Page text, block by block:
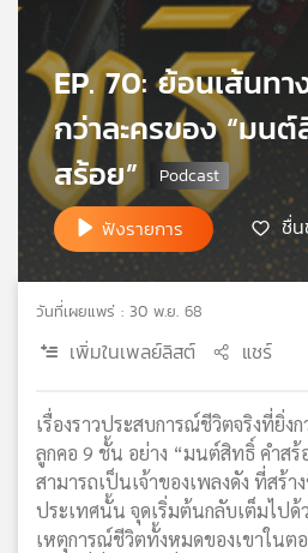
ข่าย
ไทย
เอส
แผนที่
วิทยุ
เครือ
ข่าย
EP. 70: ย้อนเส้นท
กว่าละครของ “มน
สร้อย”
ฟังรายการ ชื่
วันที่เผยแพร่ : 30 พ.ย. 68
เพิ่มในเพลย์ลิสต์ แชร์
เรื่องราวประสบการณ์ชีวิตจริงที่ยิ่ง
ลูกคอ 9 ชั้น อย่าง “มนต์สิทธิ์ คำสร้
สามารถเป็นเจ้าของเพลงดัง ที่สร้า
ประเทศนั้น จุดเริ่มต้นกลับเต็มไปด้
เหตุการณ์ชีวิตทั้งหมดของเขาในต